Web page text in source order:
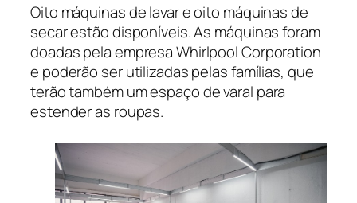
Oito máquinas de lavar e oito máquinas de
secar estão disponíveis. As máquinas foram
doadas pela empresa Whirlpool Corporation
e poderão ser utilizadas pelas famílias, que
terão também um espaço de varal para
estender as roupas.